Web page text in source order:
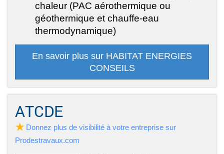
chaleur (PAC aérothermique ou
géothermique et chauffe-eau
thermodynamique)
En savoir plus sur HABITAT ENERGIES
CONSEILS
ATCDE
Donnez plus de visibilité à votre entreprise sur
Prodestravaux.com